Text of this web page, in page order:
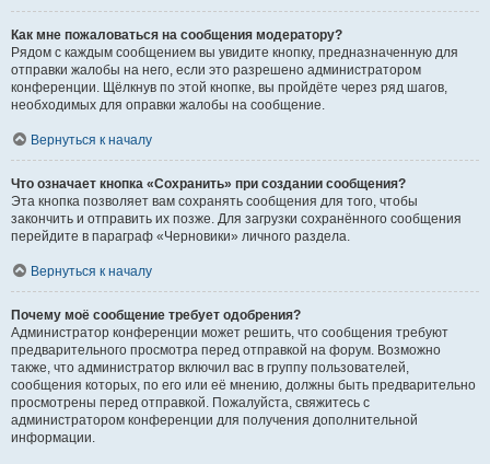
Как мне пожаловаться на сообщения модератору?
Рядом с каждым сообщением вы увидите кнопку, предназначенную для
отправки жалобы на него, если это разрешено администратором
конференции. Щёлкнув по этой кнопке, вы пройдёте через ряд шагов,
необходимых для оправки жалобы на сообщение.
Вернуться к началу
Что означает кнопка «Сохранить» при создании сообщения?
Эта кнопка позволяет вам сохранять сообщения для того, чтобы
закончить и отправить их позже. Для загрузки сохранённого сообщения
перейдите в параграф «Черновики» личного раздела.
Вернуться к началу
Почему моё сообщение требует одобрения?
Администратор конференции может решить, что сообщения требуют
предварительного просмотра перед отправкой на форум. Возможно
также, что администратор включил вас в группу пользователей,
сообщения которых, по его или её мнению, должны быть предварительно
просмотрены перед отправкой. Пожалуйста, свяжитесь с
администратором конференции для получения дополнительной
информации.